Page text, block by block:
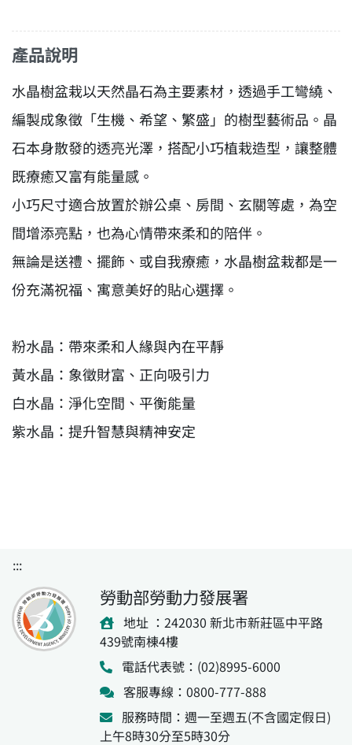
產品說明
水晶樹盆栽以天然晶石為主要素材，透過手工彎繞、
編製成象徵「生機、希望、繁盛」的樹型藝術品。晶
石本身散發的透亮光澤，搭配小巧植栽造型，讓整體
既療癒又富有能量感。
小巧尺寸適合放置於辦公桌、房間、玄關等處，為空
間增添亮點，也為心情帶來柔和的陪伴。
無論是送禮、擺飾、或自我療癒，水晶樹盆栽都是一
份充滿祝福、寓意美好的貼心選擇。
粉水晶：帶來柔和人緣與內在平靜
黃水晶：象徵財富、正向吸引力
白水晶：淨化空間、平衡能量
紫水晶：提升智慧與精神安定
:::
勞動部勞動力發展署
地址 ：242030 新北市新莊區中平路
439號南棟4樓
電話代表號：(02)8995-6000
客服專線：0800-777-888
服務時間：週一至週五(不含國定假日)
上午8時30分至5時30分